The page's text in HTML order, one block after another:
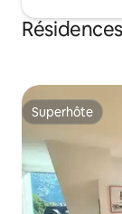
Superhôte
Superhôte